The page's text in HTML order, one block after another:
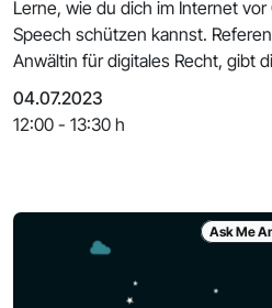
Lerne, wie du dich im Internet
Speech schützen kannst.
Anwältin für digitales Recht, gibt
04.07.2023
12:00 - 13:30 h
Ask Me